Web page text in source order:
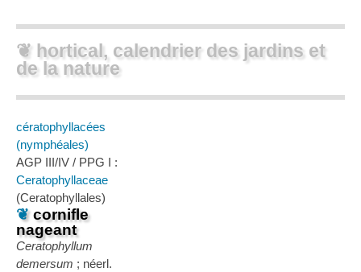
❦ hortical, calendrier des jardins et
de la nature
cératophyllacées
(nymphéales)
AGP III/IV / PPG I :
Ceratophyllaceae
(Ceratophyllales)
❦cornifle
nageant
Ceratophyllum
demersum ; néerl.